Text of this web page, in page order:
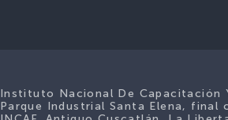
Instituto Nacional De Capacitación
Parque Industrial Santa Elena, final